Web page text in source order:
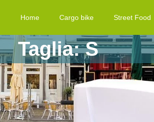
Home Cargo bike Street Food
Taglia: S